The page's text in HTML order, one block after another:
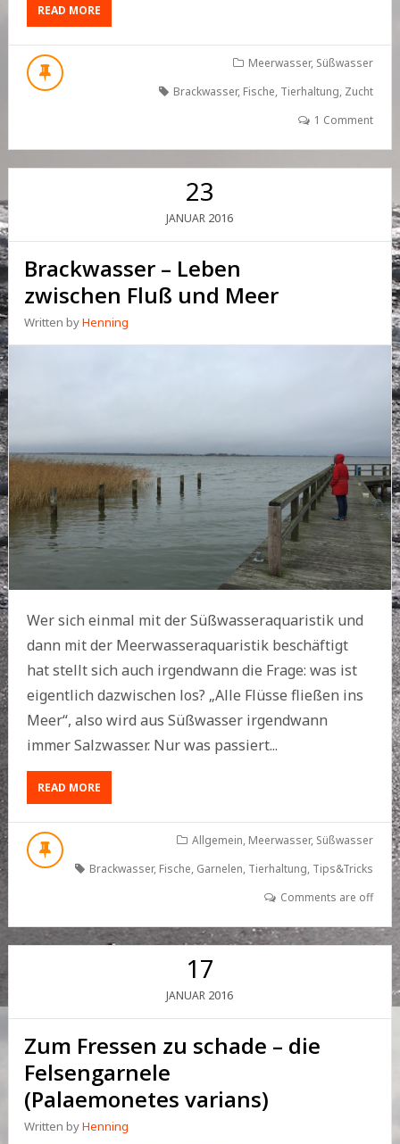
READ MOREABOUT
FISCHE
IM
BRACKWASSERAQUARIUM
Meerwasser, Süßwasser
Brackwasser, Fische, Tierhaltung, Zucht
1 Comment
23
JANUAR 2016
Brackwasser – Leben
zwischen Fluß und Meer
Written byHenning
Wer sich einmal mit der Süßwasseraquaristik und
dann mit der Meerwasseraquaristik beschäftigt
hat stellt sich auch irgendwann die Frage: was ist
eigentlich dazwischen los? „Alle Flüsse fließen ins
Meer“, also wird aus Süßwasser irgendwann
immer Salzwasser. Nur was passiert...
READ MOREABOUT
BRACKWASSER
–
FLUSS U
Allgemein, Meerwasser, Süßwasser
Brackwasser, Fische, Garnelen, Tierhaltung, Tips&Tricks
Comments are off
17
JANUAR 2016
Zum Fressen zu schade – die
Felsengarnele
(Palaemonetes varians)
Written byHenning